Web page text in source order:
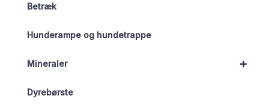
Betræk
Hunderampe og hundetrappe
+
Mineraler
Dyrebørste